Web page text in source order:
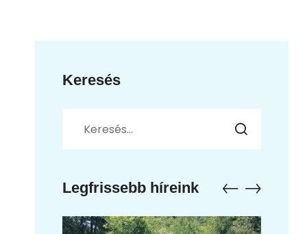
Keresés
Legfrissebb híreink